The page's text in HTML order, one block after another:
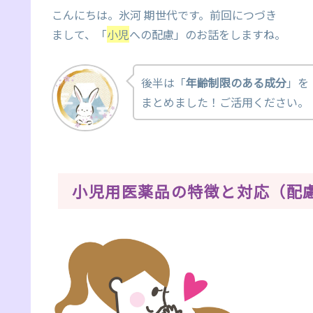
こんにちは。氷河 期世代です。前回につづき
まして、「小児への配慮」のお話をしますね。
後半は「年齢制限のある成分」を
まとめました！ご活用ください。
小児用医薬品の特徴と対応（配